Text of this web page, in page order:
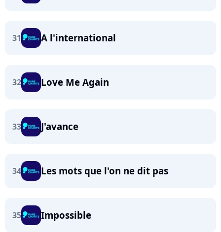
31 A l'international
32 Love Me Again
33 J'avance
34 Les mots que l'on ne dit pas
35 Impossible